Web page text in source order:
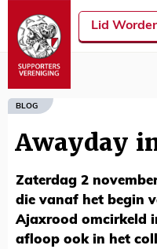
Lid
BLOG
Awayday
Zaterdag 2
die vanaf het begin
Ajaxrood omcirkeld
afloop ook in het